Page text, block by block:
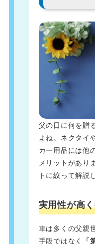
父の日に何を贈
よね。ネクタイ
カー用品には他
メリットがあり
トに絞って解説
実用性が高
車は多くの父親
手段ではなく
「